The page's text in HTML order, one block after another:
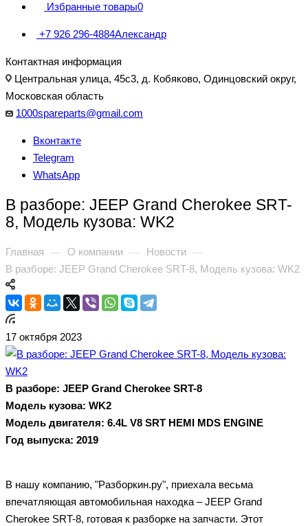
Избранные товары0
+7 926 296-4884Александр
Контактная информация
Центральная улица, 45с3, д. Кобяково, Одинцовский округ,
Московская область
1000spareparts@gmail.com
Вконтакте
Telegram
WhatsApp
В разборе: JEEP Grand Cherokee SRT-
8, Модель кузова: WK2
Главная — О компании — Новости —
В разборе: JEEP Grand Cherokee SRT-8, Модель кузова: WK2
17 октября 2023
В разборе: JEEP Grand Cherokee SRT-8
Модель кузова: WK2
Модель двигателя: 6.4L V8 SRT HEMI MDS ENGINE
Год выпуска: 2019
В нашу компанию, "Разборкин.ру", приехала весьма
впечатляющая автомобильная находка – JEEP Grand
Cherokee SRT-8, готовая к разборке на запчасти. Этот